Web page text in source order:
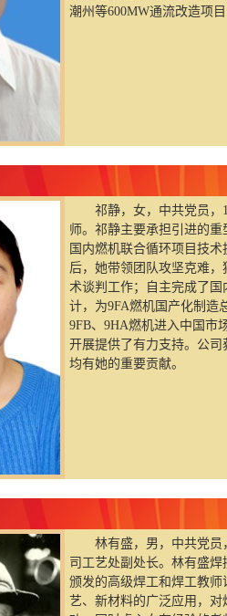
潮州等600MW通流改造项
祁静，女，中共党员，
师。祁静主要承担引进的
国内燃机联合循环项目技
后，她带领团队攻坚克难
术谈判工作；自主完成了
计，为9FA燃机国产化制造
9FB、9HA燃机进入中国市
开展提供了有力支持。公
均有她的重要贡献。
林有盛，男，中共党员
司工艺处副处长。林有盛
颁发的高级焊工和焊工教
艺、新材料的广泛应用，